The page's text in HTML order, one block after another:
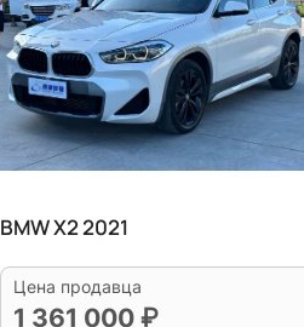
BMW X2 2021
Цена продавца
1 361 000 ₽